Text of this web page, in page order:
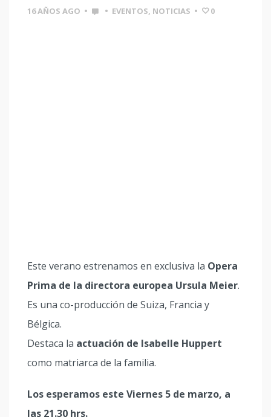
16 AÑOS AGO • • EVENTOS, NOTICIAS • 0
Este verano estrenamos en exclusiva la Opera
Prima de la directora europea Ursula Meier.
Es una co-producción de Suiza, Francia y
Bélgica.
Destaca la actuación de Isabelle Huppert
como matriarca de la familia.
Los esperamos este Viernes 5 de marzo, a
las 21.30 hrs.